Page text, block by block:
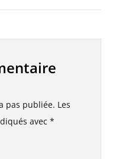
pas publiée. Les
avec *